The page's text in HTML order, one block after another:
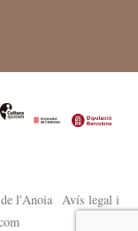
l'Anoia Avís legal i